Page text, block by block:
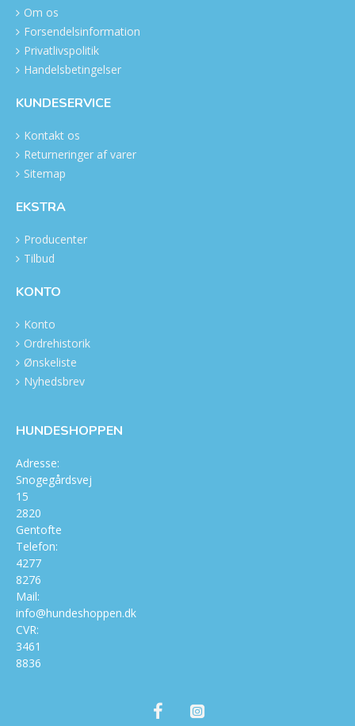
Om os
Forsendelsinformation
Privatlivspolitik
Handelsbetingelser
KUNDESERVICE
Kontakt os
Returneringer af varer
Sitemap
EKSTRA
Producenter
Tilbud
KONTO
Konto
Ordrehistorik
Ønskeliste
Nyhedsbrev
HUNDESHOPPEN
Adresse:
Snogegårdsvej
15
2820
Gentofte
Telefon:
4277
8276
Mail:
info@hundeshoppen.dk
CVR:
3461
8836